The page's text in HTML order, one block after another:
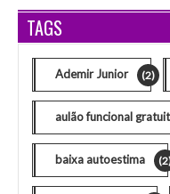
TAGS
Ademir Junior (2)
aulão funcional
baixa autoestima